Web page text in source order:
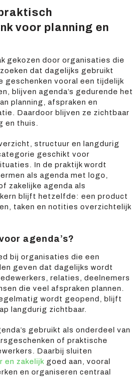
voor planning en
gekozen door organisaties die
dat dagelijks gebruikt
geschenken vooral een tijdelijk
blijven agenda’s gedurende het
planning, afspraken en
Daardoor blijven ze zichtbaar
en thuis.
structuur en langdurig
geschikt voor
In de praktijk wordt
als agenda met logo,
zakelijke agenda als
blijft hetzelfde: een product
taken en notities overzichtelijk
agenda’s?
bij organisaties die een
geven dat dagelijks wordt
relaties, deelnemers
die veel afspraken plannen.
wordt geopend, blijft
langdurig zichtbaar.
gebruikt als onderdeel van
of praktische
Daarbij sluiten
en zakelijk goed aan, vooral
en organiseren centraal